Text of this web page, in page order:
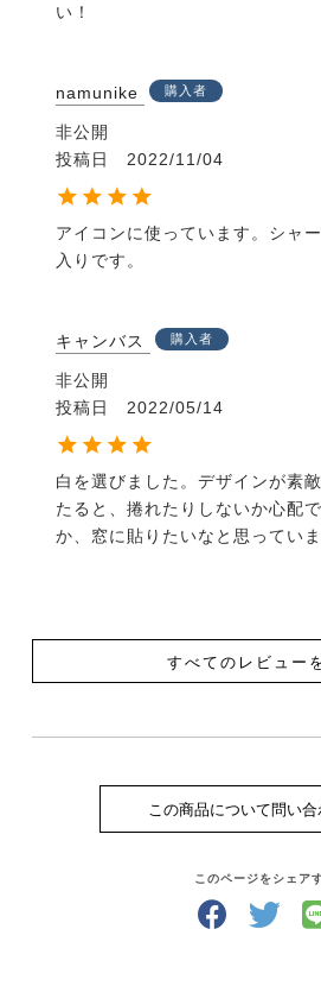
い！
namunike 購入者
非公開
投稿日
2022/11/04
アイコンに使っています。シャ
入りです。
キャンバス 購入者
非公開
投稿日
2022/05/14
白を選びました。デザインが素
たると、捲れたりしないか心配
か、窓に貼りたいなと思っていま
すべてのレビュー
この商品について問い合
このページをシェア